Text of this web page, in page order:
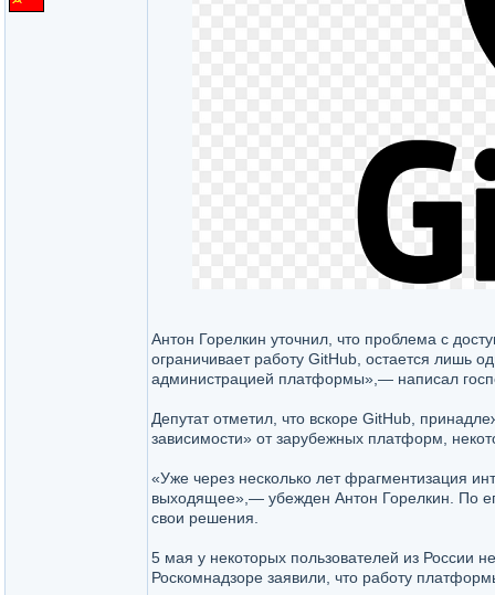
Антон Горелкин уточнил, что проблема с
ограничивает работу GitHub, остается лишь
администрацией платформы»,— написал
Депутат отметил, что вскоре GitHub,
зависимости» от зарубежных платформ,
«Уже через несколько лет фрагментизация
выходящее»,— убежден Антон Горелкин. По
свои решения.
5 мая у некоторых пользователей из России
Роскомнадзоре заявили, что работу